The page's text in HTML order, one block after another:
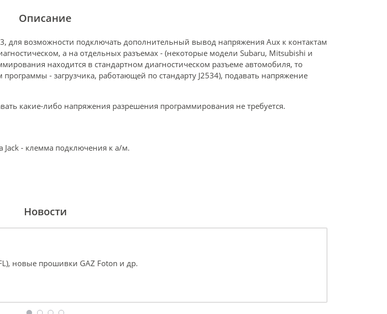
Описание
для возможности подключать дополнительный вывод напряжения Aux к контактам
а на отдельных разъемах - (некоторые модели Subaru, Mitsubishi и
находится в стандартном диагностическом разъеме автомобиля, то
- загрузчика, работающей по стандарту J2534), подавать напряжение
какие-либо напряжения разрешения программирования не требуется.
Jack - клемма подключения к а/м.
Новости
новые прошивки GAZ Foton и др.